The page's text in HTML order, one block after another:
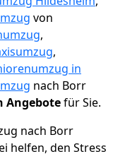
von
,
,
in
nach Borr
Angebotefür Sie.
nach Borr
helfen, den Stress